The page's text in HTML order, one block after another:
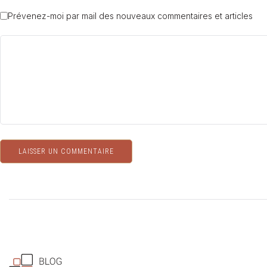
Prévenez-moi par mail des nouveaux commentaires et articles